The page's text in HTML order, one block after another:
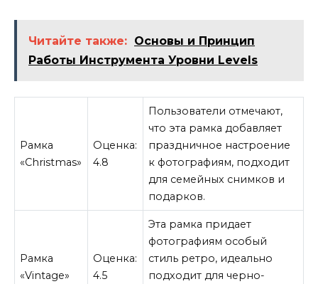
Читайте также: Основы и Принцип
Работы Инструмента Уровни Levels
Рамка
«Christmas»
Оценка:
4.8
Пользователи отмечают,
что эта рамка добавляет
праздничное настроение
к фотографиям, подходит
для семейных снимков и
подарков.
Рамка
«Vintage»
Оценка:
4.5
Эта рамка придает
фотографиям особый
стиль ретро, идеально
подходит для черно-